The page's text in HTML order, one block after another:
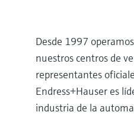
Desde 1997
nuestros centros de
representantes
Endress+Hauser es
industria de la